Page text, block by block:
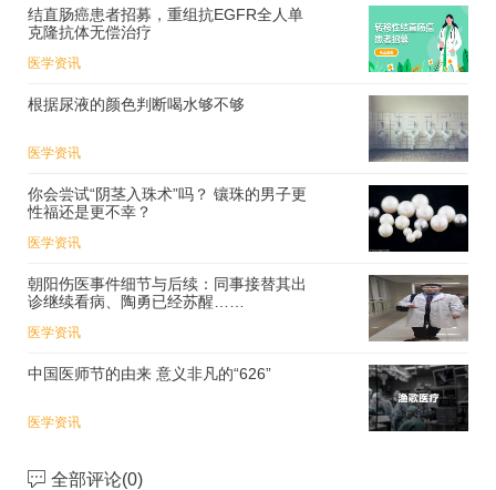
结直肠癌患者招募，重组抗EGFR全人单
克隆抗体无偿治疗
医学资讯
根据尿液的颜色判断喝水够不够
医学资讯
你会尝试“阴茎入珠术”吗？ 镶珠的男子更
性福还是更不幸？
医学资讯
朝阳伤医事件细节与后续：同事接替其出
诊继续看病、陶勇已经苏醒……
医学资讯
中国医师节的由来 意义非凡的“626”
医学资讯
全部评论(0)